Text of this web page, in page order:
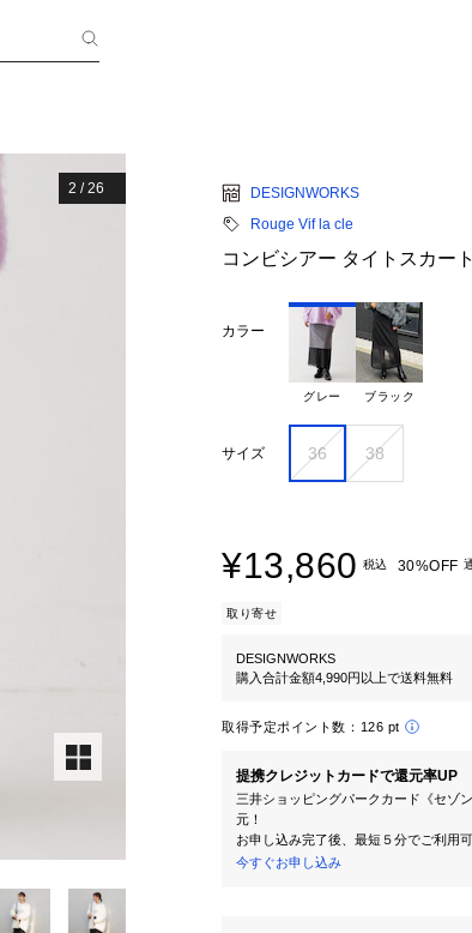
2 /26
DESIGNWORKS
Rouge Vif la cle
コンビシアー タイトスカート
カラー
グレー ブラック
サイズ 36 38
¥13,860 税込 30%OFF
取り寄せ
DESIGNWORKS
購入合計金額4,990円以上で送料無料
取得予定ポイント数： 126 pt
提携クレジットカードで還元率UP
三井ショッピングパークカード《セゾ
元！
お申し込み完了後、最短５分でご利用可
今すぐお申し込み